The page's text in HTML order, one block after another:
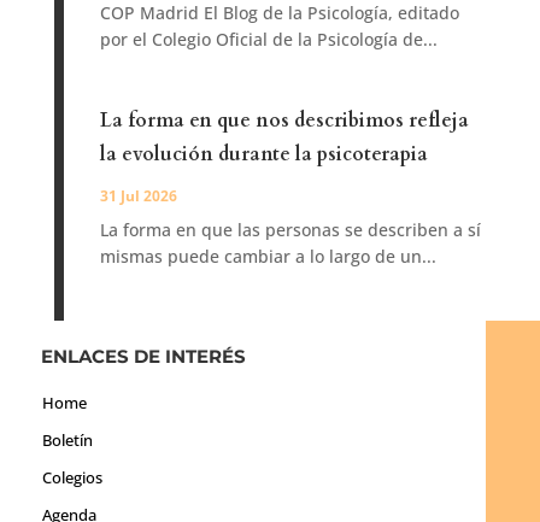
COP Madrid El Blog de la Psicología, editado
por el Colegio Oficial de la Psicología de...
La forma en que nos describimos refleja
la evolución durante la psicoterapia
31 Jul 2026
La forma en que las personas se describen a sí
mismas puede cambiar a lo largo de un...
ENLACES DE INTERÉS
Home
Boletín
Colegios
Agenda